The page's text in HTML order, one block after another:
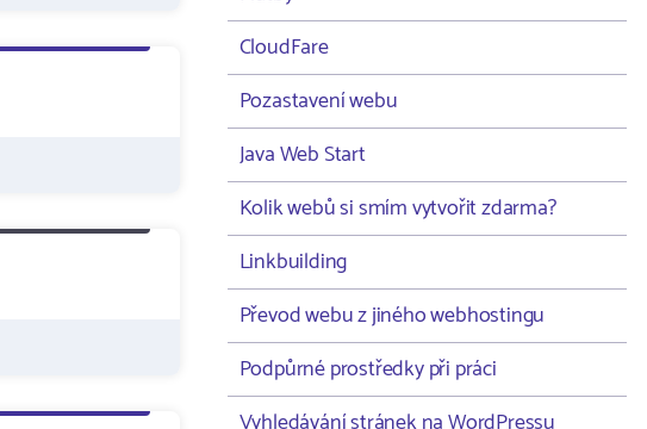
CloudFare
Pozastavení webu
Java Web Start
Kolik webů si smím vytvořit zdarma?
Linkbuilding
Převod webu z jiného webhostingu
Podpůrné prostředky při práci